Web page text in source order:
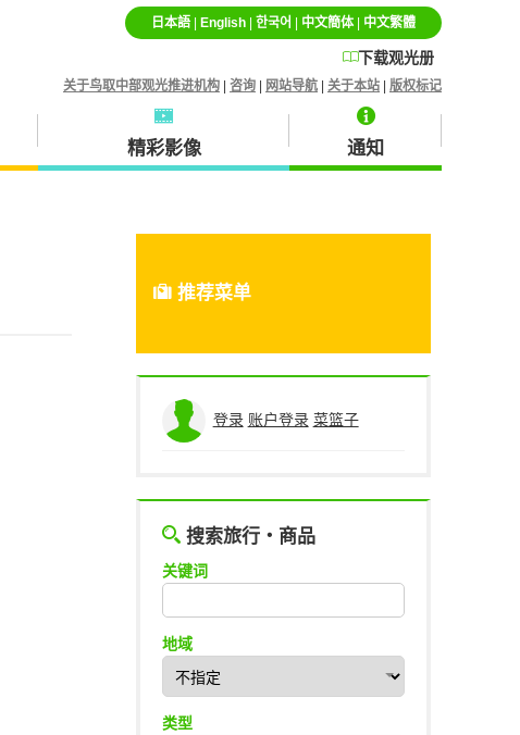
日本語| English| 한국어 中文簡体| 中文繁體
下载观光册
关于鸟取中部观光推进机构 咨询 网站导航 关于本站 版权标记
特产品・土产品
北荣町
精彩影像 通知
推荐菜单
登录 账户登录 菜篮子
搜索旅行・商品
关键词
地域
类型